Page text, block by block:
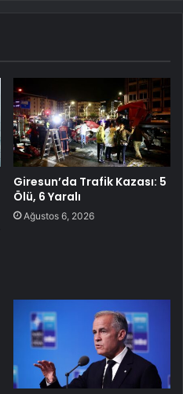
Giresun’da Trafik Kazası: 5
Ölü, 6 Yaralı
Ağustos 6, 2026